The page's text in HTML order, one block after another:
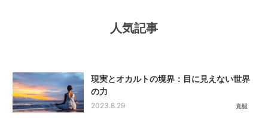
人気記事
現実とオカルトの境界：目に見えない世界
の力
2023.8.29 覚醒